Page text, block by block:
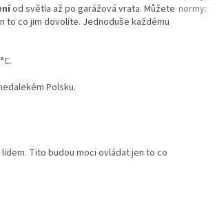
od světla až po garážová vrata. Můžete
to co jim dovolíte. Jednoduše každému
Polsku.
Tito budou moci ovládat jen to co
normy: